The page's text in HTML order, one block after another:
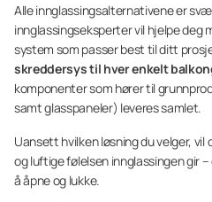
Alle innglassingsalternativene er
innglassingseksperter vil hjelpe deg
system som passer best til ditt
skreddersys til hver enkelt
komponenter som hører til
samt glasspaneler) leveres samlet.
Uansett hvilken løsning du velger, vil
og luftige følelsen innglassingen gir
å åpne og lukke.